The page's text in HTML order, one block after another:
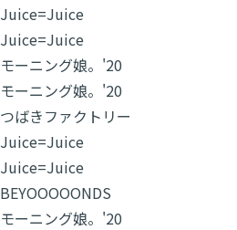
Juice=Juice
Juice=Juice
モーニング娘。'20
モーニング娘。'20
つばきファクトリー
Juice=Juice
Juice=Juice
BEYOOOOONDS
モーニング娘。'20